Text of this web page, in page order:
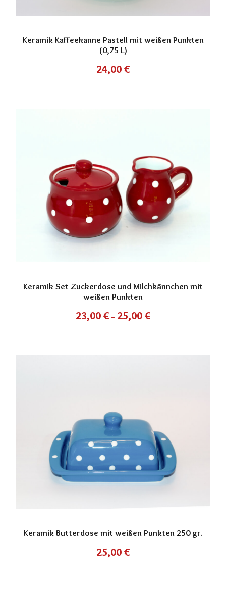
Keramik Kaffeekanne Pastell mit weißen Punkten
(0,75 L)
24,00 €
Keramik Set Zuckerdose und Milchkännchen mit
weißen Punkten
23,00 € – 25,00 €
Keramik Butterdose mit weißen Punkten 250 gr.
25,00 €